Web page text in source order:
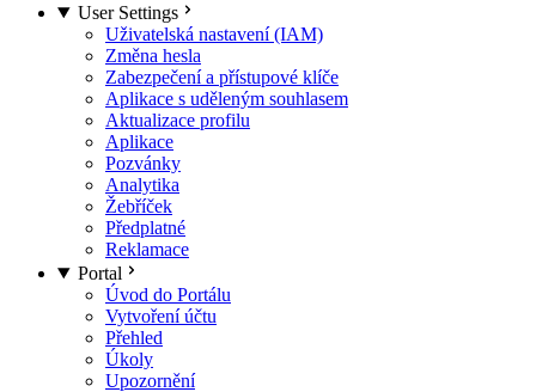
User Settings
Uživatelská nastavení (IAM)
Změna hesla
Zabezpečení a přístupové klíče
Aplikace s uděleným souhlasem
Aktualizace profilu
Aplikace
Pozvánky
Analytika
Žebříček
Předplatné
Reklamace
Portal
Úvod do Portálu
Vytvoření účtu
Přehled
Úkoly
Upozornění